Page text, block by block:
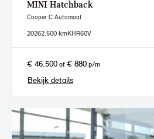
MINI Hatchback
Cooper C Automaat
20262.500 kmKHR60V
€ 46.500 of € 880 p/m
Bekijk details